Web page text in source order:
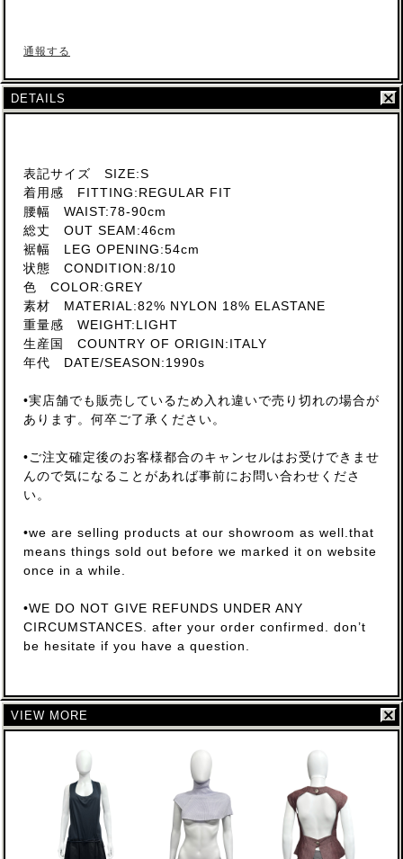
通報する
DETAILS
表記サイズ SIZE:S
着用感 FITTING:REGULAR FIT
腰幅 WAIST:78-90cm
総丈 OUT SEAM:46cm
裾幅 LEG OPENING:54cm
状態 CONDITION:8/10
色 COLOR:GREY
素材 MATERIAL:82% NYLON 18% ELASTANE
重量感 WEIGHT:LIGHT
生産国 COUNTRY OF ORIGIN:ITALY
年代 DATE/SEASON:1990s
•実店舗でも販売しているため入れ違いで売り切れの場合が
あります。何卒ご了承ください。
•ご注文確定後のお客様都合のキャンセルはお受けできませ
んので気になることがあれば事前にお問い合わせくださ
い。
•we are selling products at our showroom as well.that
means things sold out before we marked it on website
once in a while.
•WE DO NOT GIVE REFUNDS UNDER ANY
CIRCUMSTANCES. after your order confirmed. don’t
be hesitate if you have a question.
VIEW MORE